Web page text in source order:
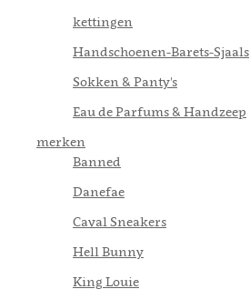
kettingen
Handschoenen-Barets-Sjaals
Sokken & Panty's
Eau de Parfums & Handzeep
merken
Banned
Danefae
Caval Sneakers
Hell Bunny
King Louie